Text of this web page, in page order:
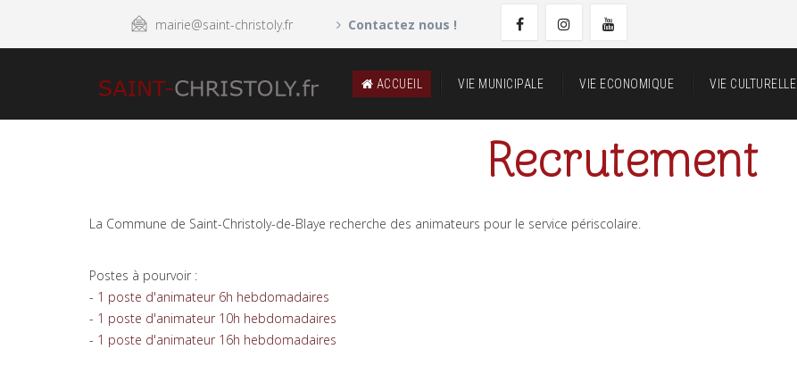
mairie@saint-christoly.fr Contactez nous !
ACCUEIL VIE MUNICIPALE VIE ECONOMIQUE VIE CULTURELLE
Recrutement
La Commune de Saint-Christoly-de-Blaye recherche des animateurs pour le service périscolaire.
Postes à pourvoir :
- 1 poste d'animateur 6h hebdomadaires
- 1 poste d'animateur 10h hebdomadaires
- 1 poste d'animateur 16h hebdomadaires